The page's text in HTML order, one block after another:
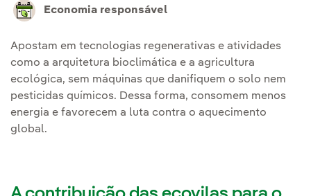
Economia responsável
Apostam em tecnologias regenerativas e atividades
como a arquitetura bioclimática e a agricultura
ecológica, sem máquinas que danifiquem o solo nem
pesticidas químicos. Dessa forma, consomem menos
energia e favorecem a luta contra o aquecimento
global.